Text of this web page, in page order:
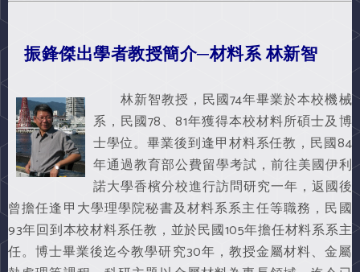
振鋒傑出學者教授簡介─材料系 林新智
林新智教授，民國74年畢業於本校機械
系，民國78、81年獲得本校材料所碩士及博
士學位。畢業後到逢甲材料系任教，民國84
年通過教育部公費留學考試，前往美國伊利
諾大學香檳分校進行訪問研究一年，返國後
曾擔任逢甲大學理學院秘書及材料系系主任等職務，民國
93年回到本校材料系任教，並於民國105年擔任材料系系主
任。博士畢業後迄今教學研究30年，教授金屬材料、金屬